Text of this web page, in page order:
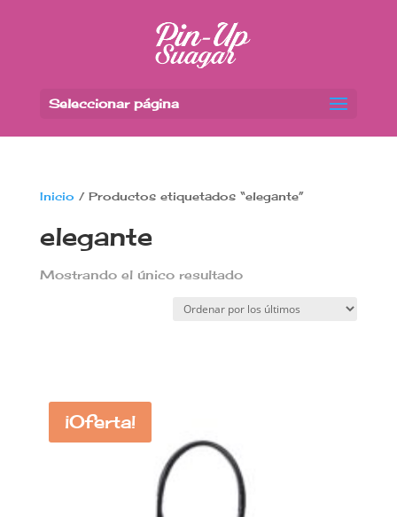
Seleccionar página
Inicio / Productos etiquetados “elegante”
elegante
Mostrando el único resultado
¡Oferta!